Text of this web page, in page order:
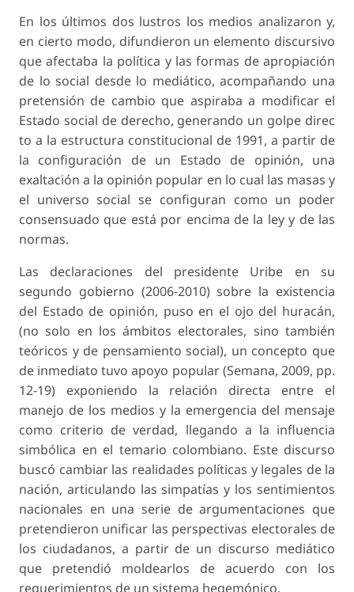
En los últimos dos lustros los medios analizaron y,
en cierto modo, difundieron un elemento discursivo
que afectaba la política y las formas de apropiación
de lo social desde lo mediático, acompañando una
pretensión de cambio que aspiraba a modificar el
Estado social de derecho, generando un golpe direc
to a la estructura constitucional de 1991, a partir de
la configuración de un Estado de opinión, una
exaltación a la opinión popular en lo cual las masas y
el universo social se configuran como un poder
consensuado que está por encima de la ley y de las
normas.
Las declaraciones del presidente Uribe en su
segundo gobierno (2006-2010) sobre la existencia
del Estado de opinión, puso en el ojo del huracán,
(no solo en los ámbitos electorales, sino también
teóricos y de pensamiento social), un concepto que
de inmediato tuvo apoyo popular (Semana, 2009, pp.
12-19) exponiendo la relación directa entre el
manejo de los medios y la emergencia del mensaje
como criterio de verdad, llegando a la influencia
simbólica en el temario colombiano. Este discurso
buscó cambiar las realidades políticas y legales de la
nación, articulando las simpatías y los sentimientos
nacionales en una serie de argumentaciones que
pretendieron unificar las perspectivas electorales de
los ciudadanos, a partir de un discurso mediático
que pretendió moldearlos de acuerdo con los
requerimientos de un sistema hegemónico.